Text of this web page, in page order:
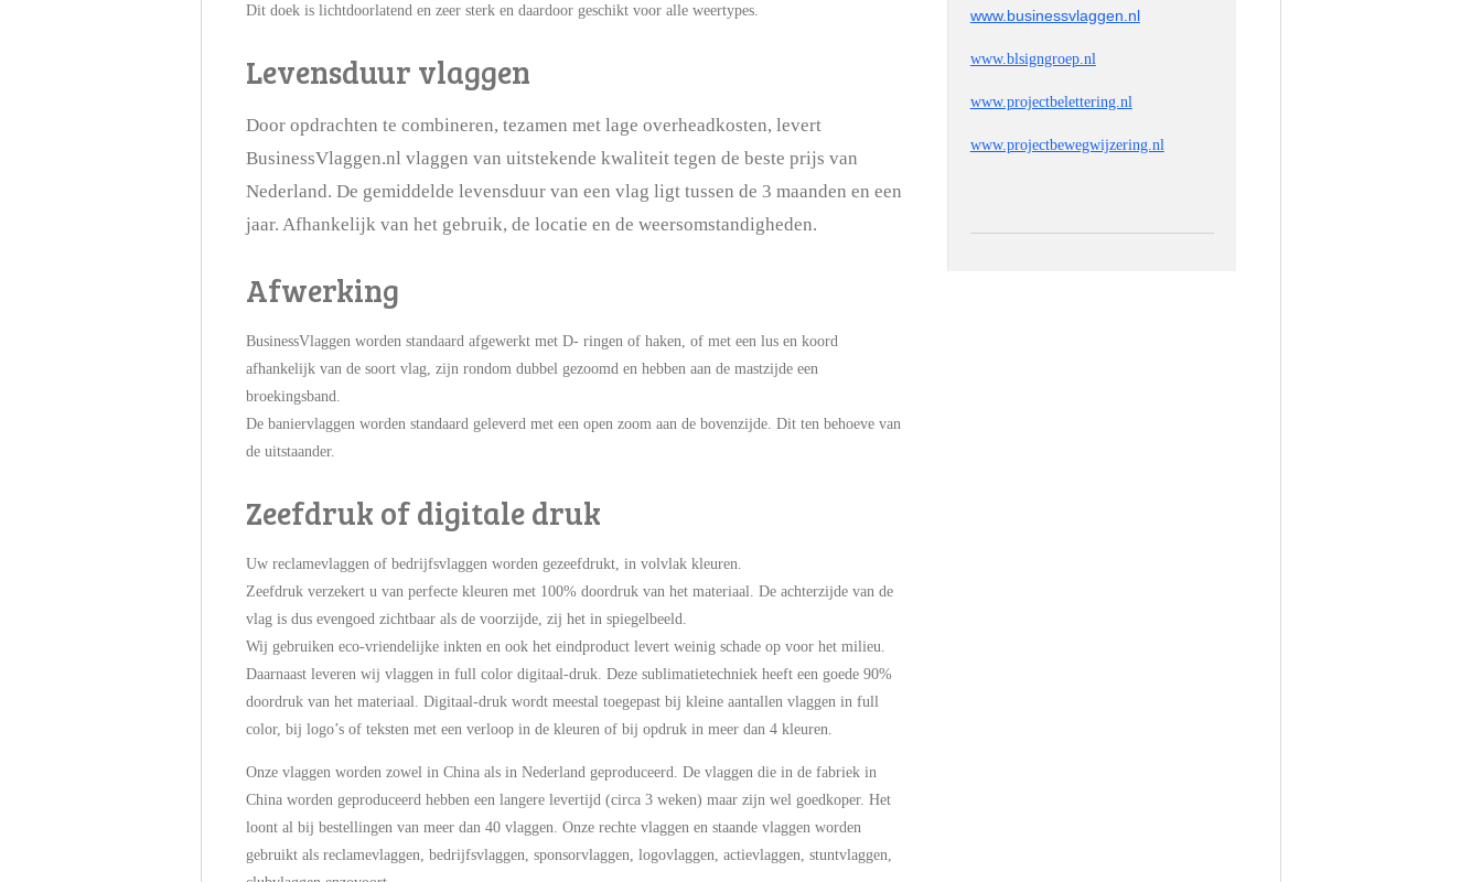
Dit doek is lichtdoorlatend en zeer sterk en daardoor geschikt voor alle weertypes.
Levensduur vlaggen
Door opdrachten te combineren, tezamen met lage overheadkosten, levert
BusinessVlaggen.nl vlaggen van uitstekende kwaliteit tegen de beste prijs van
Nederland. De gemiddelde levensduur van een vlag ligt tussen de 3 maanden en een
jaar. Afhankelijk van het gebruik, de locatie en de weersomstandigheden.
Afwerking
BusinessVlaggen worden standaard afgewerkt met D- ringen of haken, of met een lus en koord
afhankelijk van de soort vlag, zijn rondom dubbel gezoomd en hebben aan de mastzijde een
broekingsband.
De baniervlaggen worden standaard geleverd met een open zoom aan de bovenzijde. Dit ten behoeve van
de uitstaander.
Zeefdruk of digitale druk
Uw reclamevlaggen of bedrijfsvlaggen worden gezeefdrukt, in volvlak kleuren.
Zeefdruk verzekert u van perfecte kleuren met 100% doordruk van het materiaal. De achterzijde van de
vlag is dus evengoed zichtbaar als de voorzijde, zij het in spiegelbeeld.
Wij gebruiken eco-vriendelijke inkten en ook het eindproduct levert weinig schade op voor het milieu.
Daarnaast leveren wij vlaggen in full color digitaal-druk. Deze sublimatietechniek heeft een goede 90%
doordruk van het materiaal. Digitaal-druk wordt meestal toegepast bij kleine aantallen vlaggen in full
color, bij logo’s of teksten met een verloop in de kleuren of bij opdruk in meer dan 4 kleuren.
Onze vlaggen worden zowel in China als in Nederland geproduceerd. De vlaggen die in de fabriek in
China worden geproduceerd hebben een langere levertijd (circa 3 weken) maar zijn wel goedkoper. Het
loont al bij bestellingen van meer dan 40 vlaggen. Onze rechte vlaggen en staande vlaggen worden
gebruikt als reclamevlaggen, bedrijfsvlaggen, sponsorvlaggen, logovlaggen, actievlaggen, stuntvlaggen,
www.businessvlaggen.nl
www.blsigngroep.nl
www.projectbelettering.nl
www.projectbewegwijzering.nl